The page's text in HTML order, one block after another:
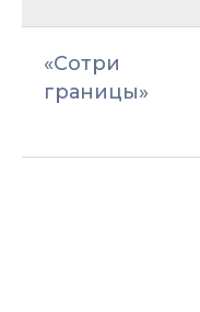
«Сотри
границы»